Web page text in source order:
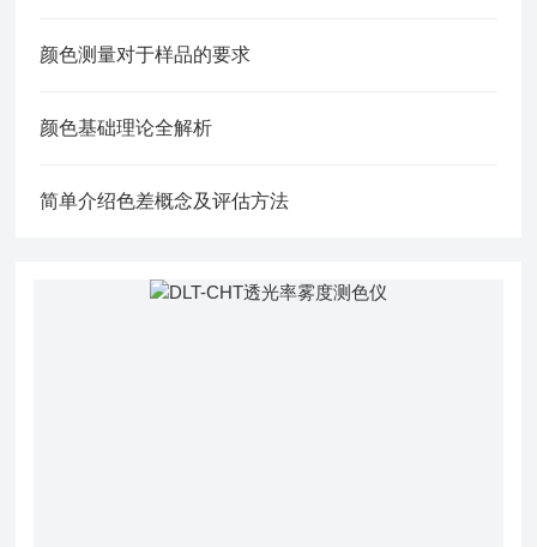
颜色测量对于样品的要求
颜色基础理论全解析
简单介绍色差概念及评估方法